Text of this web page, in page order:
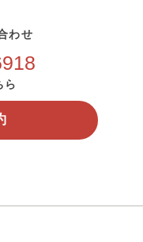
わせ
ら